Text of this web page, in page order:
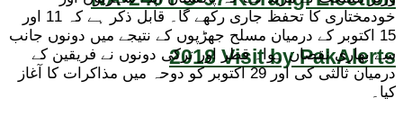
2018 Visit by PakAlerts
خودمختاری کا تحفظ جاری رکھے گا۔ قابل ذکر ہے کہ 11 اور
15 اکتوبر کے درمیان مسلح جھڑپوں کے نتیجے میں دونوں جانب
سے بھاری نقصان ہوا۔ قطر اور ترکی دونوں نے فریقین کے
درمیان ثالثی کی اور 29 اکتوبر کو دوحہ میں مذاکرات کا آغاز
کیا۔